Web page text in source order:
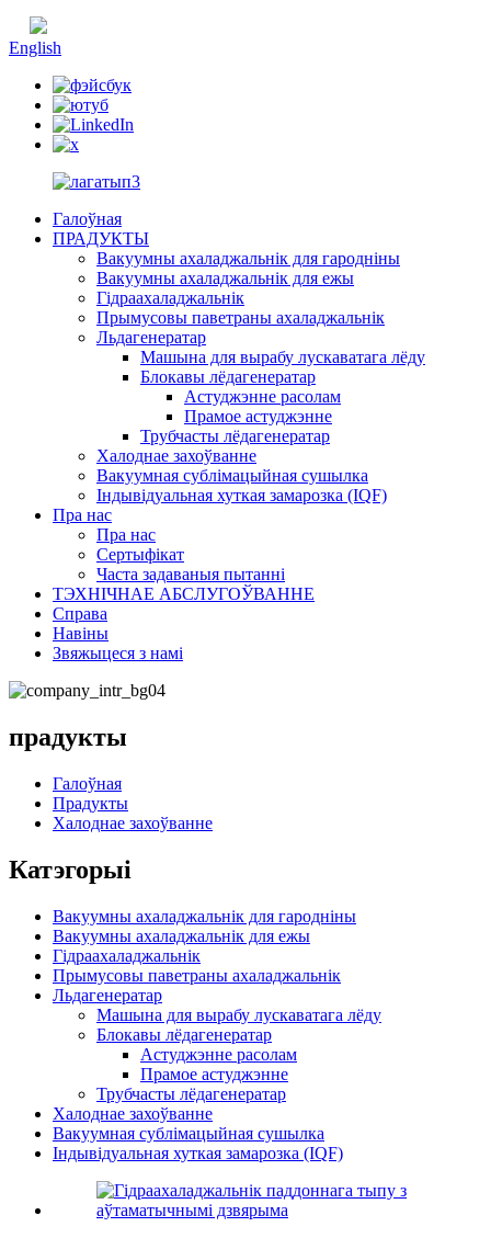
English
Галоўная
ПРАДУКТЫ
Вакуумны ахаладжальнік для гародніны
Вакуумны ахаладжальнік для ежы
Гідраахаладжальнік
Прымусовы паветраны ахаладжальнік
Льдагенератар
Машына для вырабу лускаватага лёду
Блокавы лёдагенератар
Астуджэнне расолам
Прамое астуджэнне
Трубчасты лёдагенератар
Халоднае захоўванне
Вакуумная сублімацыйная сушылка
Індывідуальная хуткая замарозка (IQF)
Пра нас
Пра нас
Сертыфікат
Часта задаваныя пытанні
ТЭХНІЧНАЕ АБСЛУГОЎВАННЕ
Справа
Навіны
Звяжыцеся з намі
прадукты
Галоўная
Прадукты
Халоднае захоўванне
Катэгорыі
Вакуумны ахаладжальнік для гародніны
Вакуумны ахаладжальнік для ежы
Гідраахаладжальнік
Прымусовы паветраны ахаладжальнік
Льдагенератар
Машына для вырабу лускаватага лёду
Блокавы лёдагенератар
Астуджэнне расолам
Прамое астуджэнне
Трубчасты лёдагенератар
Халоднае захоўванне
Вакуумная сублімацыйная сушылка
Індывідуальная хуткая замарозка (IQF)